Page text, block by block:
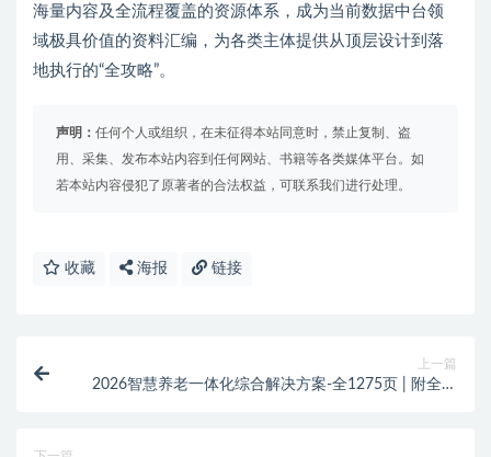
海量内容及全流程覆盖的资源体系，成为当前数据中台领
域极具价值的资料汇编，为各类主体提供从顶层设计到落
地执行的“全攻略”。
声明： 任何个人或组织，在未征得本站同意时，禁止复制、盗
用、采集、发布本站内容到任何网站、书籍等各类媒体平台。如
若本站内容侵犯了原著者的合法权益，可联系我们进行处理。
收藏 海报 链接
上一篇
2026智慧养老一体化综合解决方案-全1275页 | 附全套